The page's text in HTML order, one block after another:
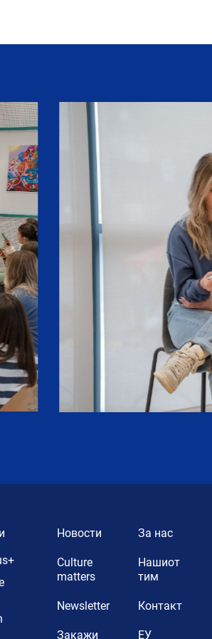
Новости
Culture
matters
Newsletter
Закажи
За нас
Нашиот
тим
Контакт
ЕУ